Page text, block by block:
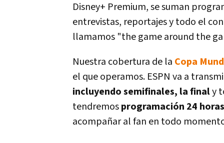
Disney+ Premium, se suman
entrevistas, reportajes y todo el
llamamos "the game around the
Nuestra cobertura de la Copa
el que operamos. ESPN va a
incluyendo semifinales, la finaly
tendremosprogramación 24 horas
acompañar al fan en todo